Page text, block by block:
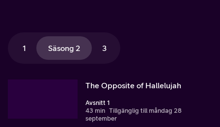
1 Säsong 2 3
The Opposite of Hallelujah
Avsnitt 1
43 min Tillgänglig till måndag 28
september